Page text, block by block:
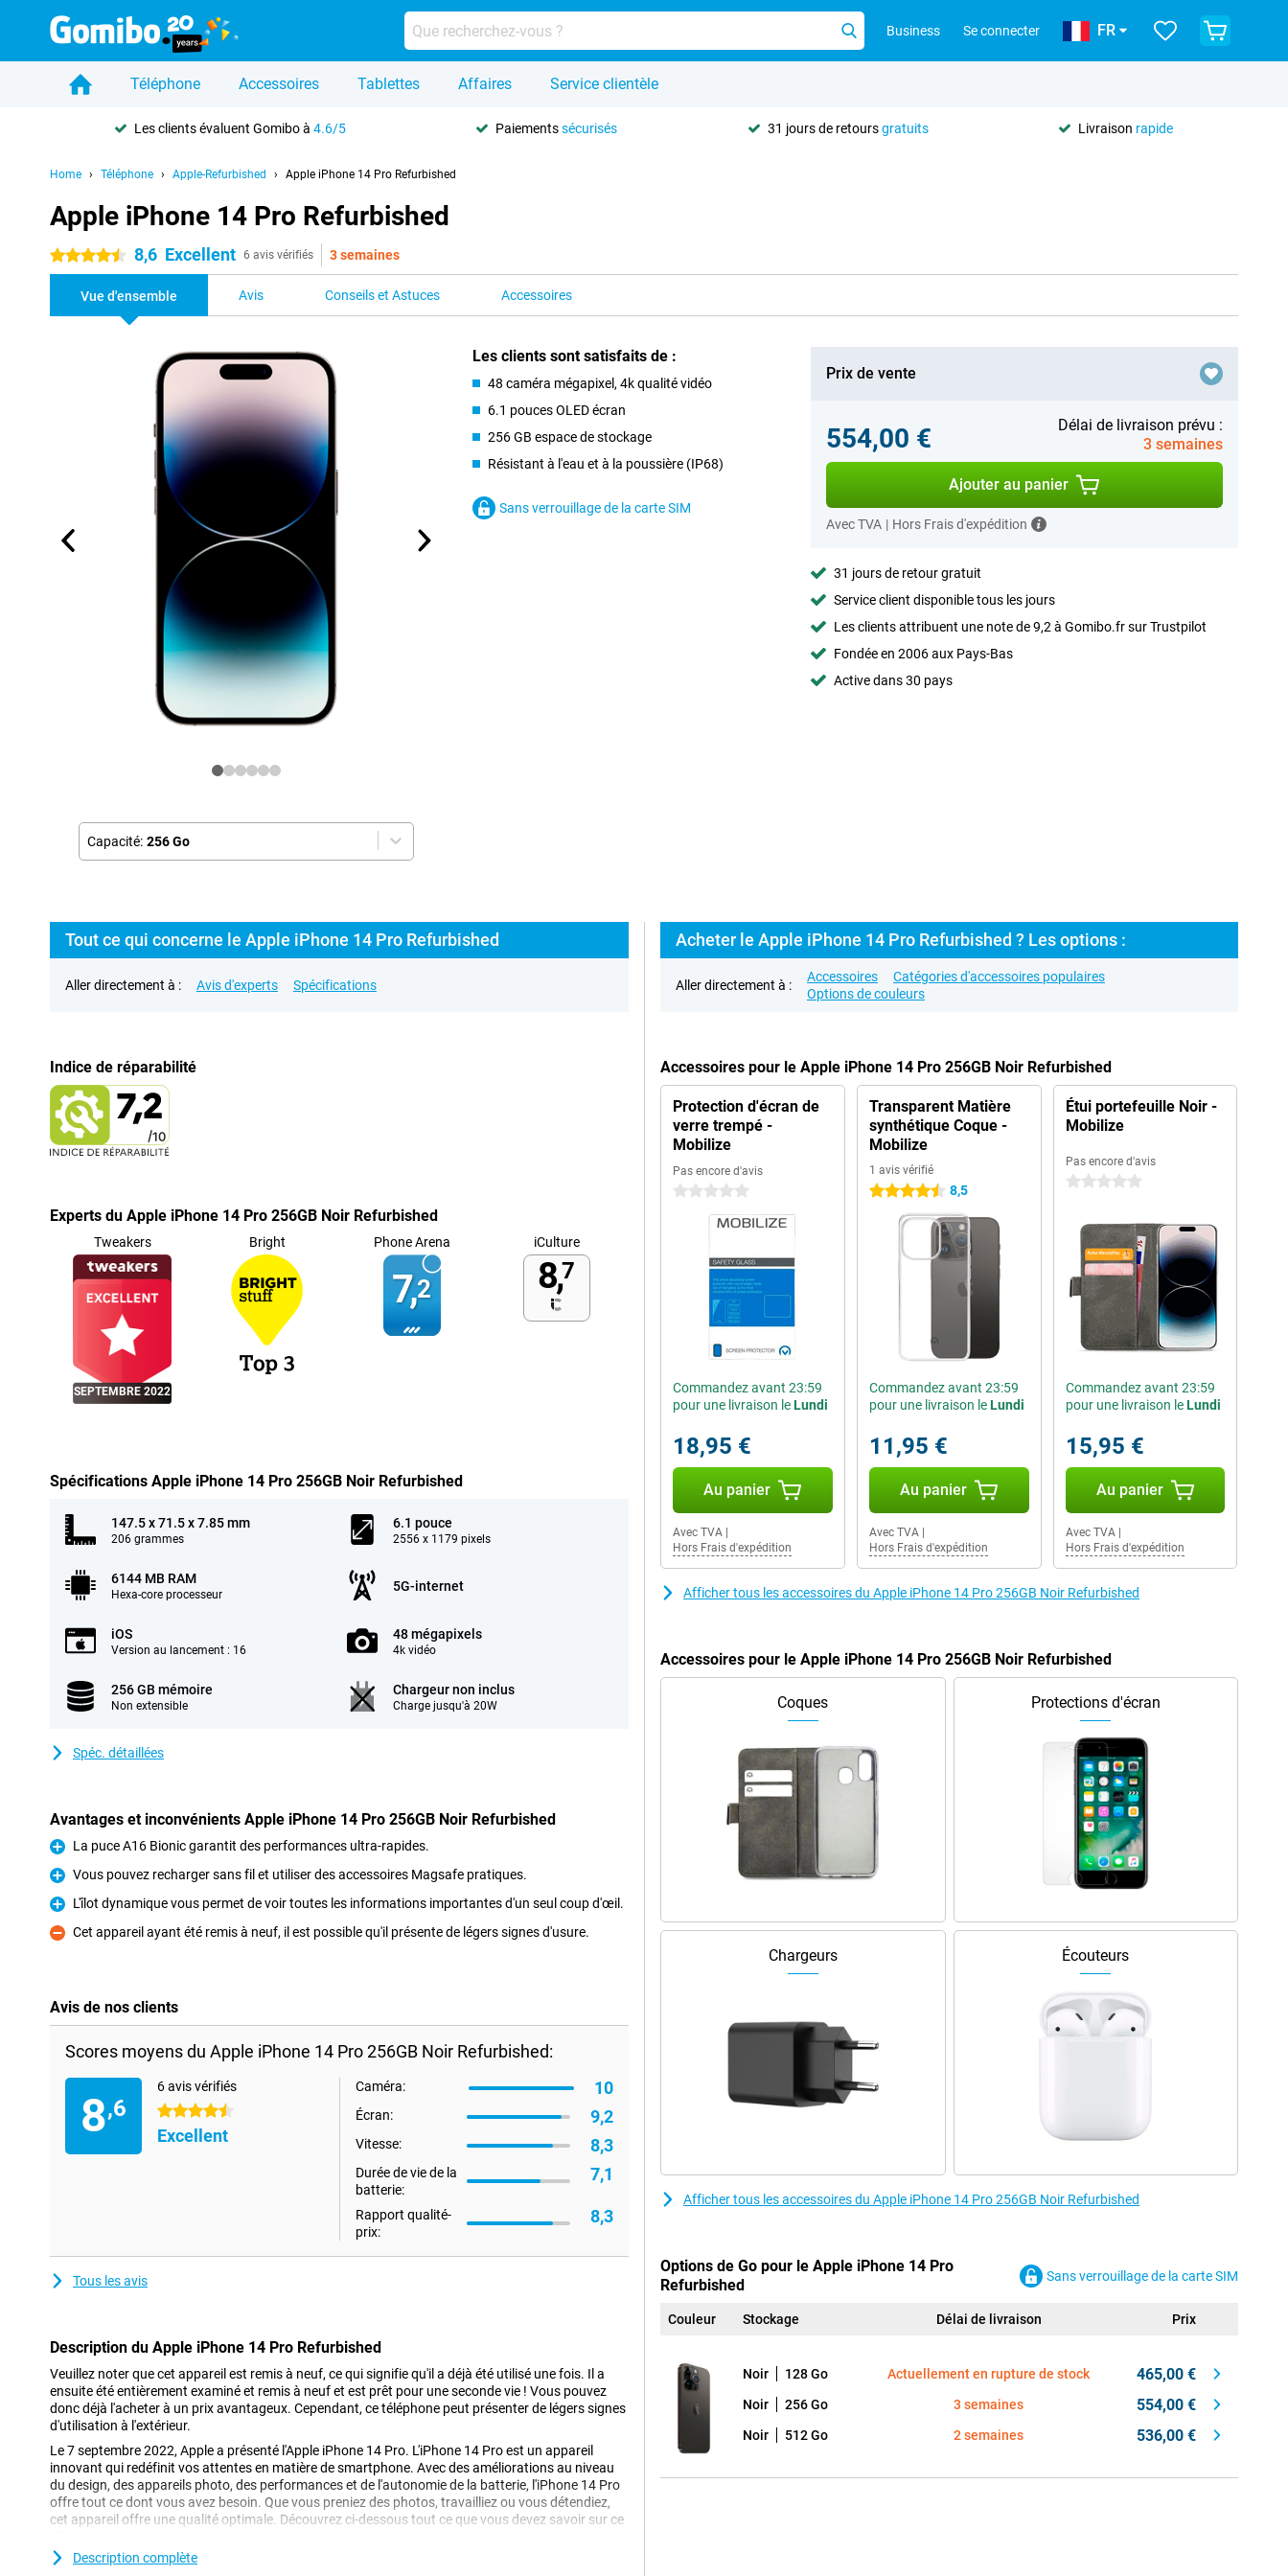
Business Se connecter FR
Téléphone Accessoires Tablettes Affaires Service clientèle
Les clients évaluent Gomibo à4.6/5 Paiementssécurisés 31 jours de retoursgratuits Livraison rapide
Home Téléphone Apple-Refurbished Apple iPhone 14 Pro Refurbished
Apple iPhone 14 Pro Refurbished
4.5 étoiles 8,6 Excellent 6 avis vérifiés 3 semaines
Vue d'ensemble Avis Conseils et Astuces Accessoires
Capacité: 256 Go
Les clients sont satisfaits de :
48 caméra mégapixel, 4k qualité vidéo
6.1 pouces OLED écran
256 GB espace de stockage
Résistant à l'eau et à la poussière (IP68)
Sans verrouillage de la carte SIM
Prix de vente
554,00 €
Délai de livraison prévu :
3 semaines
Ajouter au panier
Avec TVA | Hors Frais d'expédition
31 jours de retour gratuit
Service client disponible tous les jours
Les clients attribuent une note de 9,2 à Gomibo.fr sur Trustpilot
Fondée en 2006 aux Pays-Bas
Active dans 30 pays
Tout ce qui concerne le Apple iPhone 14 Pro Refurbished
Aller directement à : Avis d'experts Spécifications
Indice de réparabilité
Experts du Apple iPhone 14 Pro 256GB Noir Refurbished
Tweakers
SEPTEMBRE 2022
Bright Phone Arena
7,2
iCulture
8,7
Spécifications Apple iPhone 14 Pro 256GB Noir Refurbished
147.5 x 71.5 x 7.85 mm
206 grammes
6.1 pouce
2556 x 1179 pixels
6144 MB RAM
Hexa-core processeur
5G-internet
iOS
Version au lancement : 16
48 mégapixels
4k vidéo
256 GB mémoire
Non extensible
Chargeur non inclus
Charge jusqu'à 20W
Spéc. détaillées
Avantages et inconvénients Apple iPhone 14 Pro 256GB Noir Refurbished
Pour
La puce A16 Bionic garantit des performances ultra-rapides.
Pour
Vous pouvez recharger sans fil et utiliser des accessoires Magsafe pratiques.
Pour
L'îlot dynamique vous permet de voir toutes les informations importantes d'un seul coup d'œil.
Contre
Cet appareil ayant été remis à neuf, il est possible qu'il présente de légers signes d'usure.
Avis de nos clients
Scores moyens du Apple iPhone 14 Pro 256GB Noir Refurbished:
8,6
6 avis vérifiés
4.5 étoiles
Excellent
Caméra: 10
Écran: 9,2
Vitesse: 8,3
Durée de vie de la
batterie:
7,1
Rapport qualité-
prix:
8,3
Tous les avis
Description du Apple iPhone 14 Pro Refurbished
Veuillez noter que cet appareil est remis à neuf, ce qui signifie qu'il a déjà été utilisé une fois. Il a
ensuite été entièrement examiné et remis à neuf et est prêt pour une seconde vie ! Vous pouvez
donc déjà l'acheter à un prix avantageux. Cependant, ce téléphone peut présenter de légers signes
d'utilisation à l'extérieur.
Le 7 septembre 2022, Apple a présenté l'Apple iPhone 14 Pro. L'iPhone 14 Pro est un appareil
innovant qui redéfinit vos attentes en matière de smartphone. Avec des améliorations au niveau
du design, des appareils photo, des performances et de l'autonomie de la batterie, l'iPhone 14 Pro
offre tout ce dont vous avez besoin. Que vous preniez des photos, travailliez ou vous détendiez,
cet appareil offre une qualité optimale. Découvrez ci-dessous tout ce que vous devez savoir sur ce
Description complète
Acheter le Apple iPhone 14 Pro Refurbished ? Les options :
Aller directement à :
Accessoires
Catégories d'accessoires populaires
Options de couleurs
Accessoires pour le Apple iPhone 14 Pro 256GB Noir Refurbished
Protection d'écran de
verre trempé -
Mobilize
Pas encore d'avis
0 étoiles
Commandez avant 23:59
pour une livraison leLundi
18,95 €
Au panier
Avec TVA
Hors Frais d'expédition
Transparent Matière
synthétique Coque -
Mobilize
1 avis vérifié
4.5 étoiles 8,5
Commandez avant 23:59
pour une livraison leLundi
11,95 €
Au panier
Avec TVA|
Hors Frais d'expédition
Étui portefeuille Noir -
Mobilize
Pas encore d'avis
0 étoiles
Commandez avant 23:59
pour une livraison leLundi
15,95 €
Au panier
Avec TVA|
Hors Frais d'expédition
Afficher tous les accessoires du Apple iPhone 14 Pro 256GB Noir Refurbished
Accessoires pour le Apple iPhone 14 Pro 256GB Noir Refurbished
Coques Protections d'écran
Chargeurs Écouteurs
Afficher tous les accessoires du Apple iPhone 14 Pro 256GB Noir Refurbished
Options de Go pour le Apple iPhone 14 Pro
Refurbished
Sans verrouillage de la carte SIM
Couleur Stockage Délai de livraison Prix
Noir 128 Go Actuellement en rupture de stock 465,00 €
Noir 256 Go 3 semaines 554,00 €
Noir 512 Go 2 semaines 536,00 €